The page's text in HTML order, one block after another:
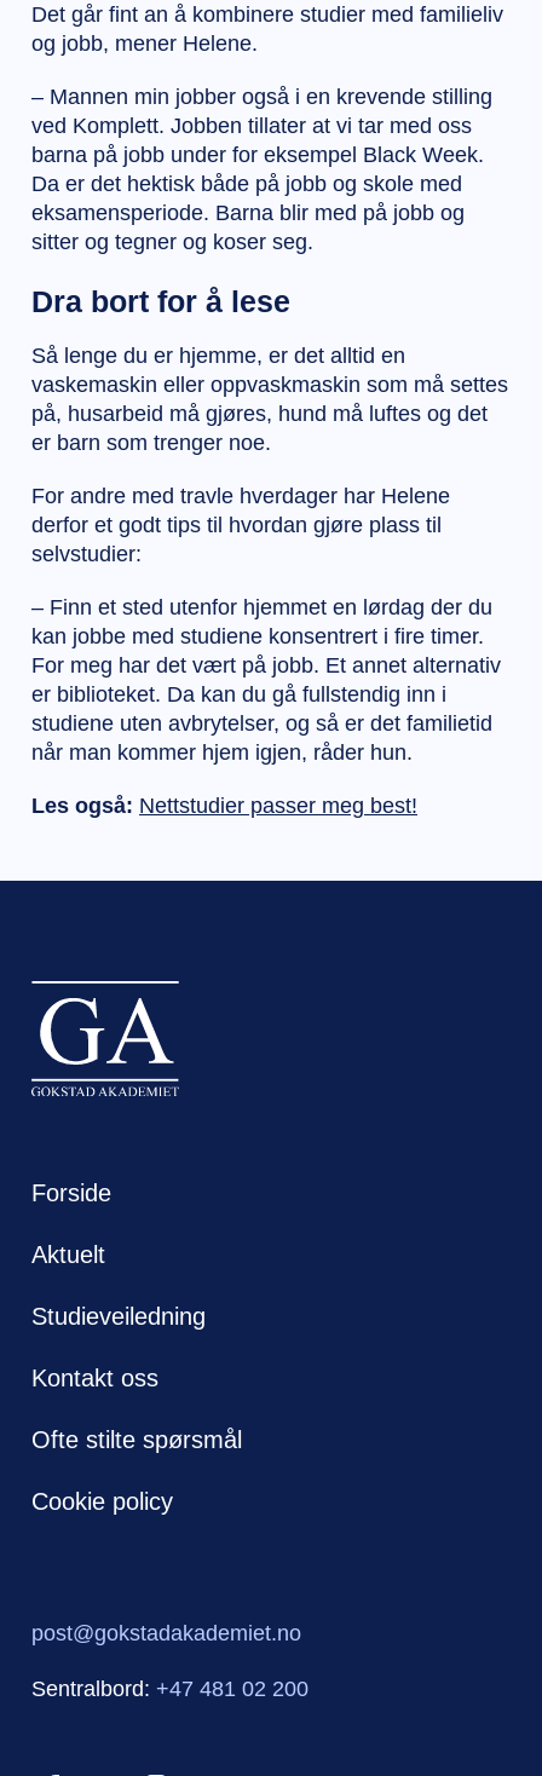
Det går fint an å kombinere studier med familieliv
og jobb, mener Helene.
– Mannen min jobber også i en krevende stilling
ved Komplett. Jobben tillater at vi tar med oss
barna på jobb under for eksempel Black Week.
Da er det hektisk både på jobb og skole med
eksamensperiode. Barna blir med på jobb og
sitter og tegner og koser seg.
Dra bort for å lese
Så lenge du er hjemme, er det alltid en
vaskemaskin eller oppvaskmaskin som må settes
på, husarbeid må gjøres, hund må luftes og det
er barn som trenger noe.
For andre med travle hverdager har Helene
derfor et godt tips til hvordan gjøre plass til
selvstudier:
– Finn et sted utenfor hjemmet en lørdag der du
kan jobbe med studiene konsentrert i fire timer.
For meg har det vært på jobb. Et annet alternativ
er biblioteket. Da kan du gå fullstendig inn i
studiene uten avbrytelser, og så er det familietid
når man kommer hjem igjen, råder hun.
Les også: Nettstudier passer meg best!
post@gokstadakademiet.no
Sentralbord: +47 481 02 200
Forside
Aktuelt
Studieveiledning
Kontakt oss
Ofte stilte spørsmål
Cookie policy